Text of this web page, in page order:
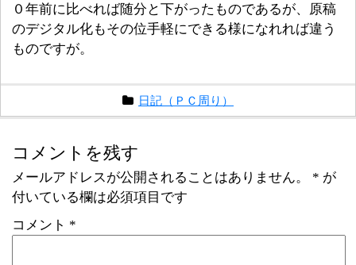
０年前に比べれば随分と下がったものであるが、原稿
のデジタル化もその位手軽にできる様になれれば違う
ものですが。
日記（ＰＣ周り）
コメントを残す
メールアドレスが公開されることはありません。 * が
付いている欄は必須項目です
コメント *